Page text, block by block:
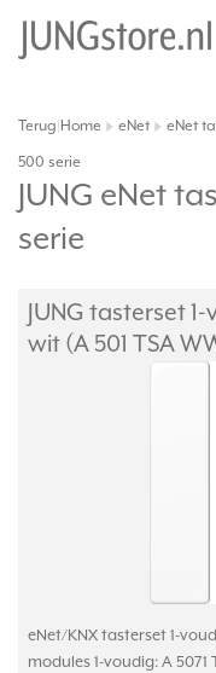
Terug Home eNet eNet
500 serie
JUNG eNet
serie
JUNG tasterset
wit (A 501 TSA
eNet/KNX tasterset 1-
modules 1-voudig: A 5071